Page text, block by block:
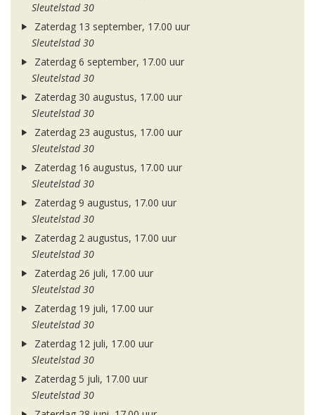
Sleutelstad 30
Zaterdag 13 september, 17.00 uur
Sleutelstad 30
Zaterdag 6 september, 17.00 uur
Sleutelstad 30
Zaterdag 30 augustus, 17.00 uur
Sleutelstad 30
Zaterdag 23 augustus, 17.00 uur
Sleutelstad 30
Zaterdag 16 augustus, 17.00 uur
Sleutelstad 30
Zaterdag 9 augustus, 17.00 uur
Sleutelstad 30
Zaterdag 2 augustus, 17.00 uur
Sleutelstad 30
Zaterdag 26 juli, 17.00 uur
Sleutelstad 30
Zaterdag 19 juli, 17.00 uur
Sleutelstad 30
Zaterdag 12 juli, 17.00 uur
Sleutelstad 30
Zaterdag 5 juli, 17.00 uur
Sleutelstad 30